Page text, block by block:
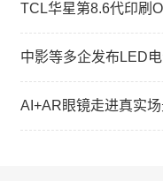
TCL华星第8.6代印刷
中影等多企发布LED
AI+AR眼镜走进真实